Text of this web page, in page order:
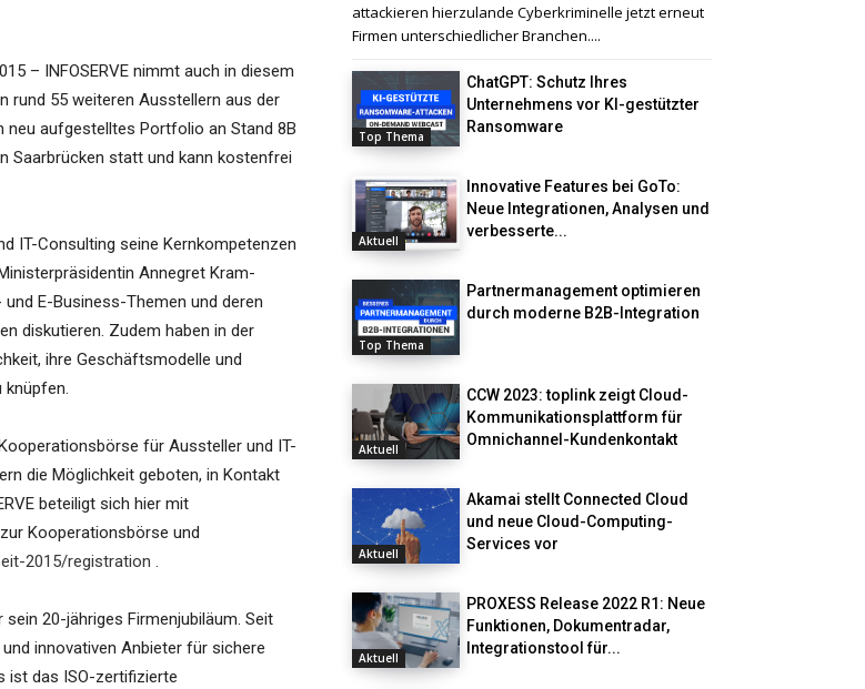
– INFOSERVE nimmt auch in diesem
rund 55 weiteren Ausstellern aus der
neu aufgestelltes Portfolio an Stand 8B
Saarbrücken statt und kann kostenfrei
IT-Consulting seine Kernkompetenzen
Annegret Kram-
E-Business-Themen und deren
diskutieren. Zudem haben in der
ihre Geschäftsmodelle und
knüpfen.
für Aussteller und IT-
die Möglichkeit geboten, in Kontakt
beteiligt sich hier mit
Kooperationsbörse und
2015/registration .
20-jähriges Firmenjubiläum. Seit
innovativen Anbieter für sichere
ist das ISO-zertifizierte
attackieren hierzulande Cyberkriminelle jetzt erneut
Firmen unterschiedlicher Branchen....
Top Thema
ChatGPT: Schutz Ihres
Unternehmens vor KI-gestützter
Ransomware
Aktuell
Innovative Features bei GoTo:
Neue Integrationen, Analysen und
verbesserte...
Top Thema
Partnermanagement optimieren
durch moderne B2B-Integration
Aktuell
CCW 2023: toplink zeigt Cloud-
Kommunikationsplattform für
Omnichannel-Kundenkontakt
Aktuell
Akamai stellt Connected Cloud
und neue Cloud-Computing-
Services vor
Aktuell
PROXESS Release 2022 R1: Neue
Funktionen, Dokumentradar,
Integrationstool für...